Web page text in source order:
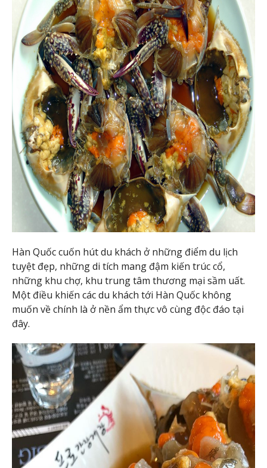
Hàn Quốc cuốn hút du khách ở những điểm du lịch
tuyệt đẹp, những di tích mang đậm kiến trúc cổ,
những khu chợ, khu trung tâm thương mại sầm uất.
Một điều khiến các du khách tới Hàn Quốc không
muốn về chính là ở nền ẩm thực vô cùng độc đáo tại
đây.